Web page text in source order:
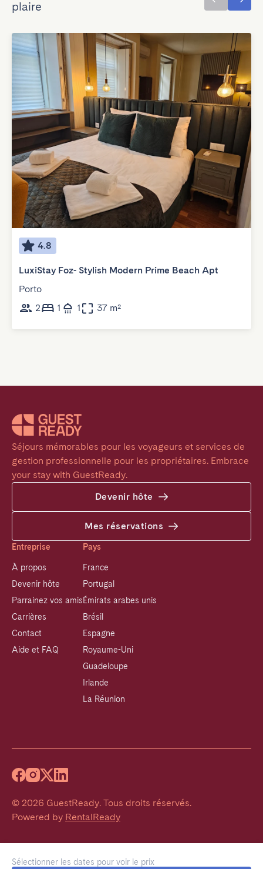
Sélectionner les dates pour voir le prix
plaire
4.8
LuxiStay Foz- Stylish Modern Prime Beach Apt
Porto
2
1 1 37 m²
Séjours mémorables pour les voyageurs et services de
gestion professionnelle pour les propriétaires. Embrace
your stay with GuestReady.
Devenir hôte
Mes réservations
Entreprise
À propos
Devenir hôte
Parrainez vos amis
Carrières
Contact
Aide et FAQ
Pays
France
Portugal
Émirats arabes unis
Brésil
Espagne
Royaume-Uni
Guadeloupe
Irlande
La Réunion
© 2026 GuestReady. Tous droits réservés.
Powered by RentalReady